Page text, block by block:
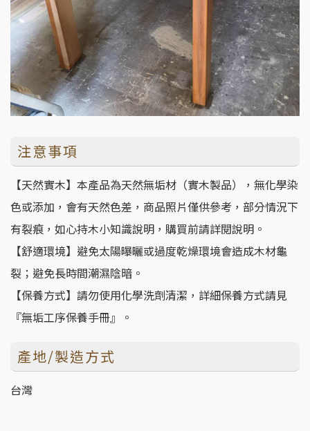
注意事項
【天然實木】本產品為天然無垢材（實木製品），無化學染
色或添加，會有天然色差，商品照片僅供參考，部分情況下
有裂痕，如心持木小知識說明，購買前請詳閱說明。
【舒適環境】避免太陽曝曬或過度乾燥環境會造成木材龜
裂；避免長時間潮濕陰暗。
【保養方式】請勿使用化學洗劑清潔，詳細保養方式請見
『無垢工序保養手冊』。
產地/製造方式
台灣